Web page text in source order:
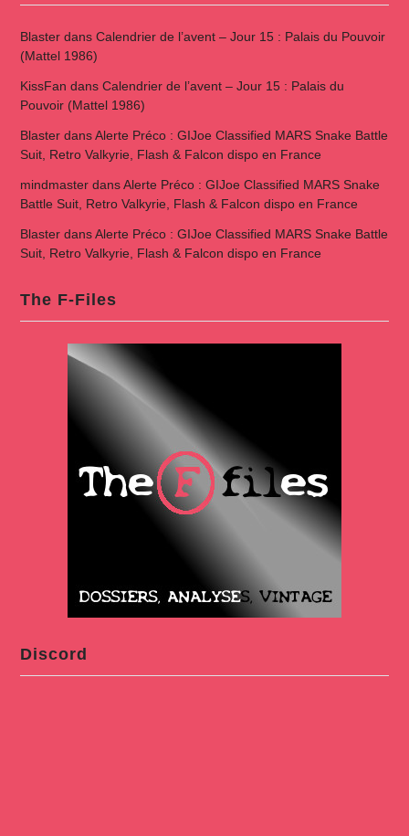
Blasterdans Calendrier de l’avent – Jour 15 : Palais du Pouvoir
(Mattel 1986)
KissFan dans Calendrier de l’avent – Jour 15 : Palais du
Pouvoir (Mattel 1986)
BlasterdansAlerte Préco : GIJoe Classified MARS Snake Battle
Suit, Retro Valkyrie, Flash & Falcon dispo en France
mindmasterdansAlerte Préco : GIJoe Classified MARS Snake
Battle Suit, Retro Valkyrie, Flash & Falcon dispo en France
BlasterdansAlerte Préco : GIJoe Classified MARS Snake Battle
Suit, Retro Valkyrie, Flash & Falcon dispo en France
The F-Files
Discord